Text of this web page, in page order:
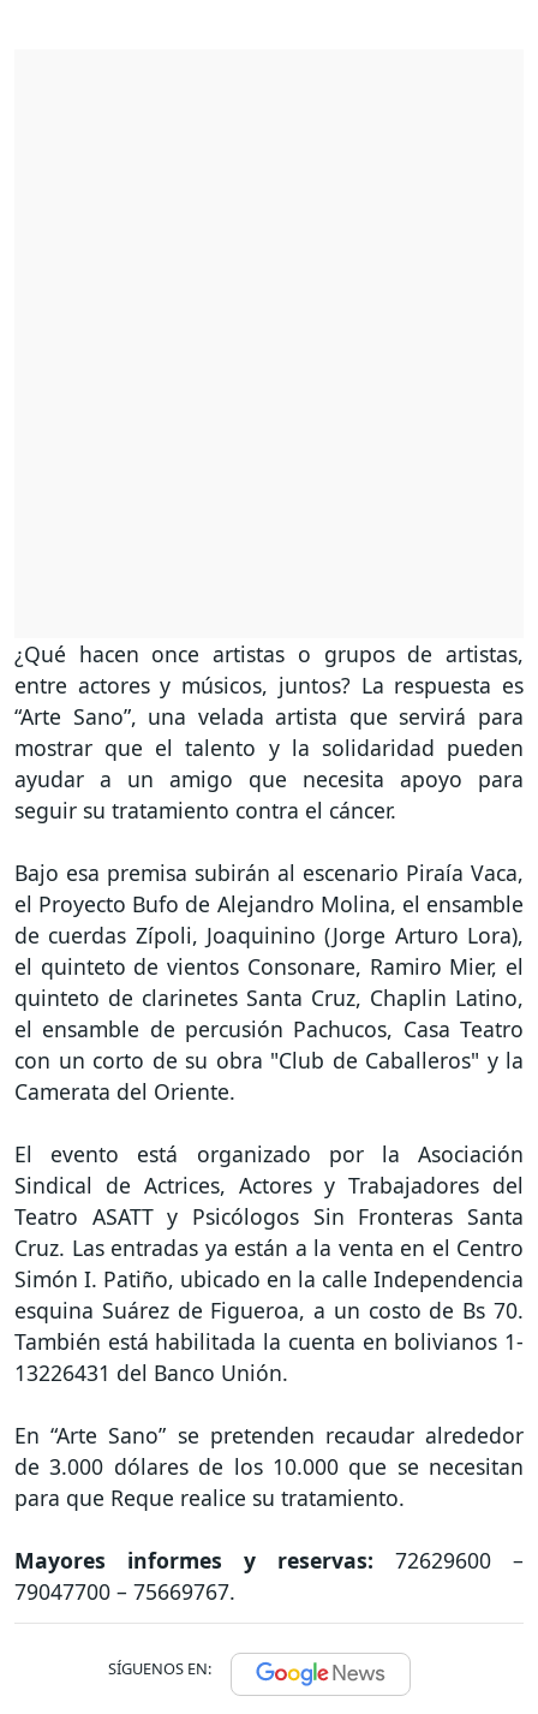
¿Qué hacen once artistas o grupos de artistas,
entre actores y músicos, juntos? La respuesta es
“Arte Sano”, una velada artista que servirá para
mostrar que el talento y la solidaridad pueden
ayudar a un amigo que necesita apoyo para
seguir su tratamiento contra el cáncer.
Bajo esa premisa subirán al escenario Piraía Vaca,
el Proyecto Bufo de Alejandro Molina, el ensamble
de cuerdas Zípoli, Joaquinino (Jorge Arturo Lora),
el quinteto de vientos Consonare, Ramiro Mier, el
quinteto de clarinetes Santa Cruz, Chaplin Latino,
el ensamble de percusión Pachucos, Casa Teatro
con un corto de su obra "Club de Caballeros" y la
Camerata del Oriente.
El evento está organizado por la Asociación
Sindical de Actrices, Actores y Trabajadores del
Teatro ASATT y Psicólogos Sin Fronteras Santa
Cruz. Las entradas ya están a la venta en el Centro
Simón I. Patiño, ubicado en la calle Independencia
esquina Suárez de Figueroa, a un costo de Bs 70.
También está habilitada la cuenta en bolivianos 1-
13226431 del Banco Unión.
En “Arte Sano” se pretenden recaudar alrededor
de 3.000 dólares de los 10.000 que se necesitan
para que Reque realice su tratamiento.
Mayores informes y reservas: 72629600 –
79047700 – 75669767.
SÍGUENOS EN: